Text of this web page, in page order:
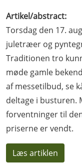
Artikel/abstract:
Torsdag den 17.
juletræer og
Traditionen tro
møde gamle
af messetilbud, se
deltage i busturen.
forventninger til
priserne er vendt.
Læs artiklen